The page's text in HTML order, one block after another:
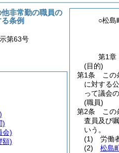
○松島
第1章
(目的)
第1条
この
に対する
って議会
(職員)
第2条
この
査員及び
いう。
(1)
労働
(2)
松島
非常勤の職員の
条例
第63号
)
会)
額)